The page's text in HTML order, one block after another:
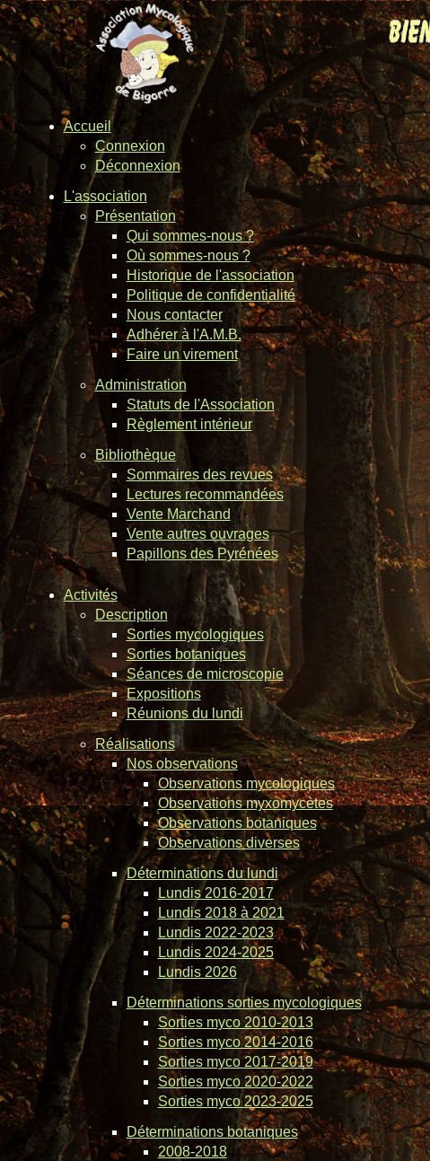
Accueil
Connexion
Déconnexion
L'association
Présentation
Qui sommes-nous ?
Où sommes-nous ?
Historique de l'association
Politique de confidentialité
Nous contacter
Adhérer à l'A.M.B.
Faire un virement
Administration
Statuts de l'Association
Règlement intérieur
Bibliothèque
Sommaires des revues
Lectures recommandées
Vente Marchand
Vente autres ouvrages
Papillons des Pyrénées
Activités
Description
Sorties mycologiques
Sorties botaniques
Séances de microscopie
Expositions
Réunions du lundi
Réalisations
Nos observations
Observations mycologiques
Observations myxomycètes
Observations botaniques
Observations diverses
Déterminations du lundi
Lundis 2016-2017
Lundis 2018 à 2021
Lundis 2022-2023
Lundis 2024-2025
Lundis 2026
Déterminations sorties mycologiques
Sorties myco 2010-2013
Sorties myco 2014-2016
Sorties myco 2017-2019
Sorties myco 2020-2022
Sorties myco 2023-2025
Déterminations botaniques
2008-2018